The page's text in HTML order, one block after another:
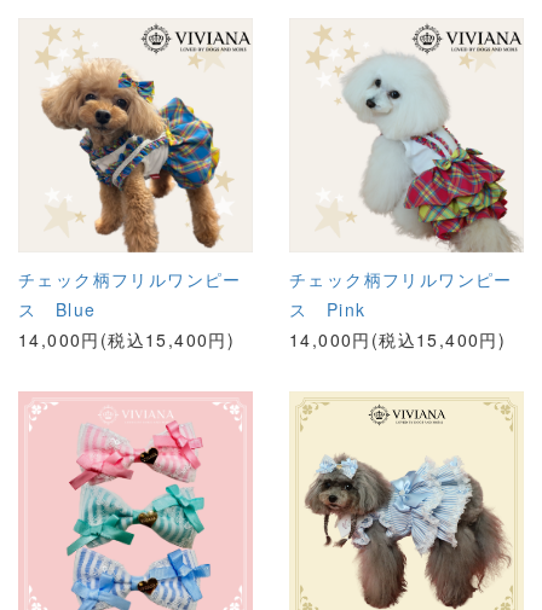
チェック柄フリルワンピー
ス Blue
14,000円(税込15,400円)
チェック柄フリルワンピー
ス Pink
14,000円(税込15,400円)